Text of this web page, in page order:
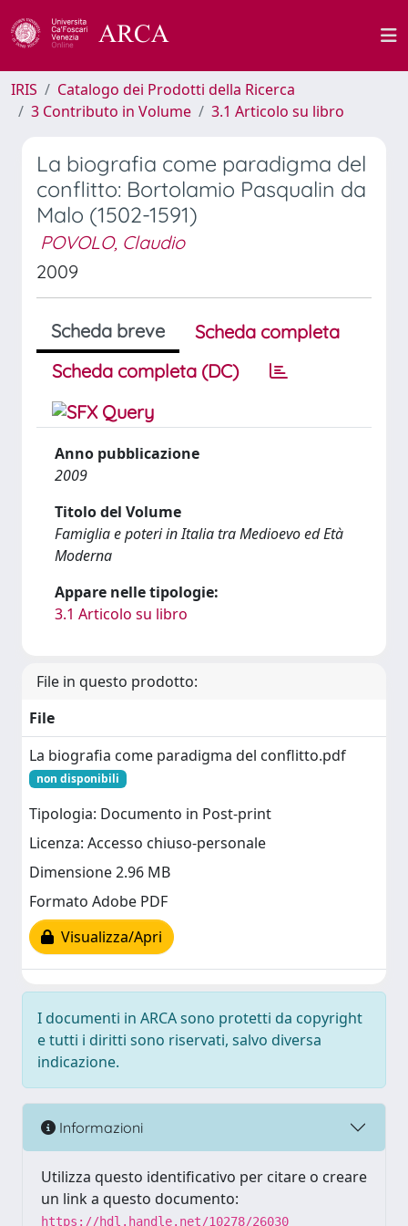
IRIS
Catalogo dei Prodotti della Ricerca
3 Contributo in Volume
3.1 Articolo su libro
La biografia come paradigma del
conflitto: Bortolamio Pasqualin da
Malo (1502-1591)
POVOLO, Claudio
2009
Scheda breve
Scheda completa
Scheda completa (DC)
Anno pubblicazione
2009
Titolo del Volume
Famiglia e poteri in Italia tra Medioevo ed Età
Moderna
Appare nelle tipologie:
3.1 Articolo su libro
File in questo prodotto:
File
La biografia come paradigma del conflitto.pdf
non disponibili
Tipologia: Documento in Post-print
Licenza: Accesso chiuso-personale
Dimensione 2.96 MB
Formato Adobe PDF
Visualizza/Apri
I documenti in ARCA sono protetti da copyright
e tutti i diritti sono riservati, salvo diversa
indicazione.
Informazioni
Utilizza questo identificativo per citare o creare
un link a questo documento:
https://hdl.handle.net/10278/26030